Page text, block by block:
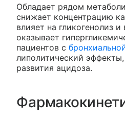
Обладает рядом
снижает концентрацию
влияет на гликогенолиз
оказывает
пациентов с
липолитический
развития ацидоза.